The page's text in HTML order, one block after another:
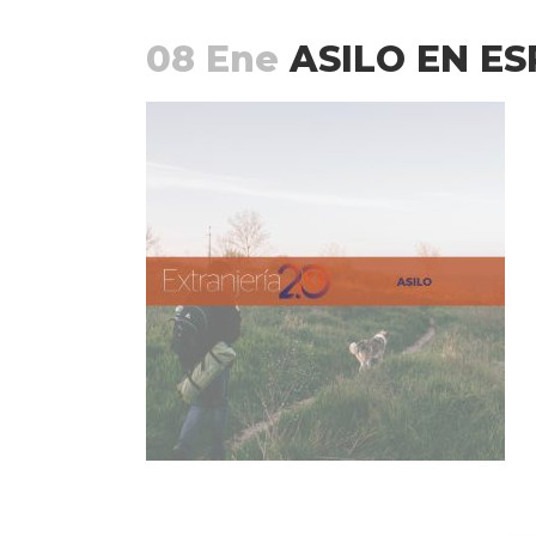
08 Ene ASILO EN